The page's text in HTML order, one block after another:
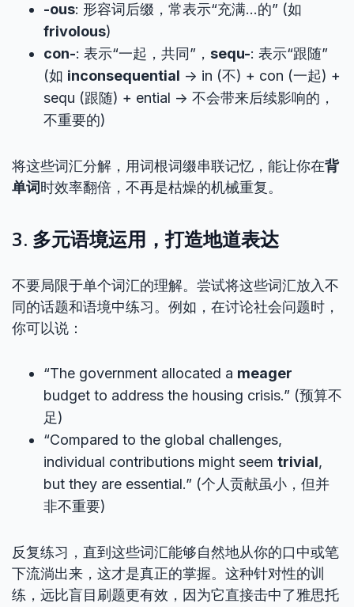
-ous: 形容词后缀，常表示“充满…的” (如
frivolous)
con-: 表示“一起，共同”， sequ-: 表示“跟随”
(如 inconsequential -> in (不) + con (一起) +
sequ (跟随) + ential -> 不会带来后续影响的，
不重要的)
将这些词汇分解，用词根词缀串联记忆，能让你在背
单词时效率翻倍，不再是枯燥的机械重复。
3. 多元语境运用，打造地道表达
不要局限于单个词汇的理解。尝试将这些词汇放入不
同的话题和语境中练习。例如，在讨论社会问题时，
你可以说：
“The government allocated a meager
budget to address the housing crisis.” (预算不
足)
“Compared to the global challenges,
individual contributions might seem trivial,
but they are essential.” (个人贡献虽小，但并
非不重要)
反复练习，直到这些词汇能够自然地从你的口中或笔
下流淌出来，这才是真正的掌握。这种针对性的训
练，远比盲目刷题更有效，因为它直接击中了雅思托